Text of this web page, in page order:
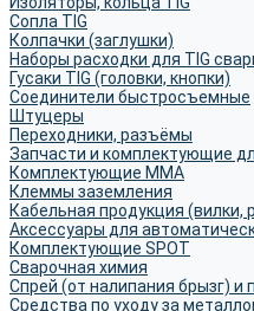
Сопла TIG
Колпачки (заглушки)
Наборы расходки для TIG
Гусаки TIG (головки, кнопки)
Соединители быстросъемные
Штуцеры
Переходники, разъёмы
Запчасти и комплектующие
Комплектующие ММА
Клеммы заземления
Кабельная продукция (вилки,
Аксессуары для
Комплектующие SPOT
Сварочная химия
Спрей (от налипания брызг) и
Средства по уходу за